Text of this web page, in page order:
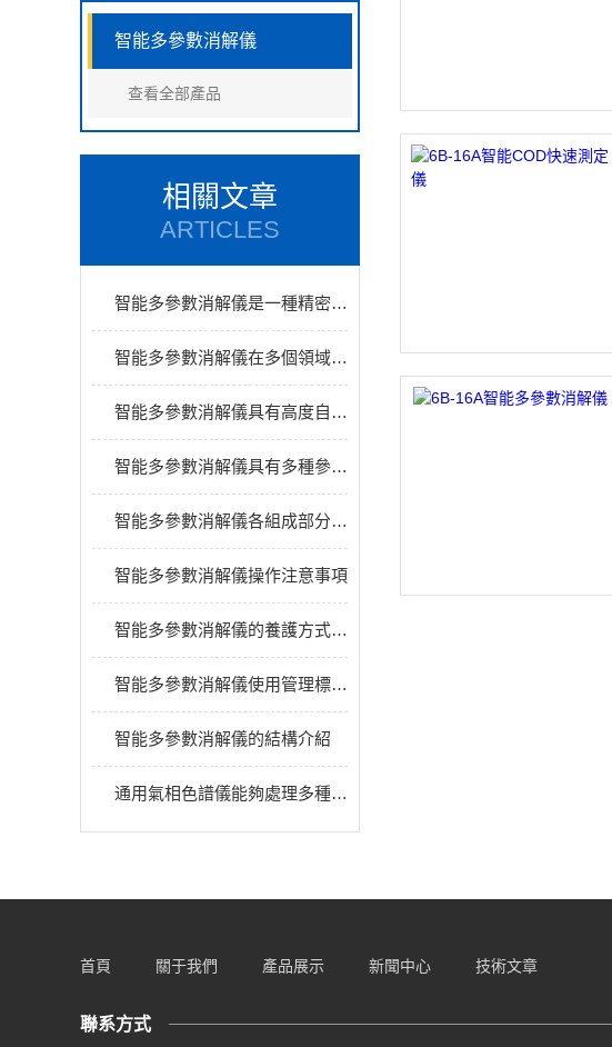
智能多參數消解儀
查看全部產品
相關文章
ARTICLES
智能多參數消解儀是一種精密的實驗室設備
智能多參數消解儀在多個領域具有重要的應用價值
智能多參數消解儀具有高度自動化和智能化的特性
智能多參數消解儀具有多種參數監測功能
智能多參數消解儀各組成部分的原理
智能多參數消解儀操作注意事項
智能多參數消解儀的養護方式需知曉
智能多參數消解儀使用管理標準的建立
智能多參數消解儀的結構介紹
通用氣相色譜儀能夠處理多種揮發性化合物
首頁 關于我們 產品展示 新聞中心 技術文章
聯系方式